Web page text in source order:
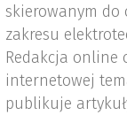
skierowanym do
zakresu
Redakcja online
internetowej
publikuje